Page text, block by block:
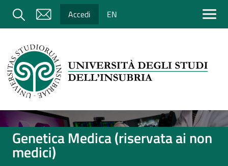
Salta al contenuto principale
Cerca Accedi EN
Immagine
Genetica Medica (riservata ai non
medici)